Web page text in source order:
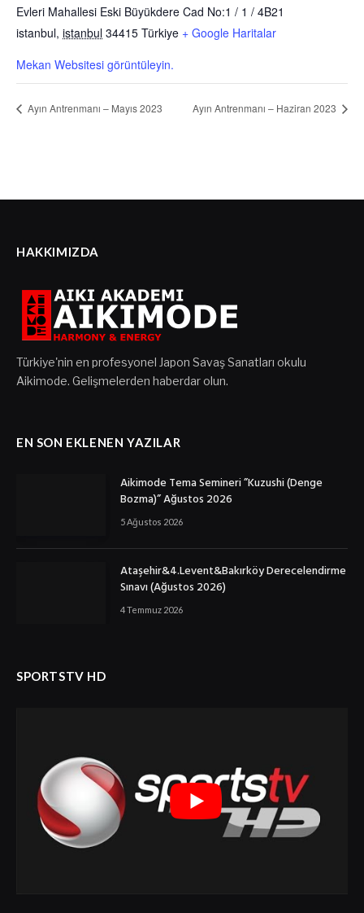
Evleri Mahallesi Eski Büyükdere Cad No:1 / 1 / 4B21
istanbul, istanbul 34415 Türkiye + Google Haritalar
Mekan Websitesi görüntüleyin.
Ayın Antrenmanı – Mayıs 2023 Ayın Antrenmanı – Haziran 2023
HAKKIMIZDA
Türkiye'nin en profesyonel Japon Savaş Sanatları okulu
Aikimode. Gelişmelerden haberdar olun.
EN SON EKLENEN YAZILAR
Aikimode Tema Semineri ”Kuzushi (Denge
Bozma)” Ağustos 2026
5 Ağustos 2026
Ataşehir&4.Levent&Bakırköy Derecelendirme
Sınavı (Ağustos 2026)
4 Temmuz 2026
SPORTSTV HD